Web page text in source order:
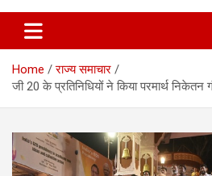
Pahadvasi
Home
राज्य समाचार
जी 20 के प्रतिनिधियों ने किया परमार्थ निकेतन